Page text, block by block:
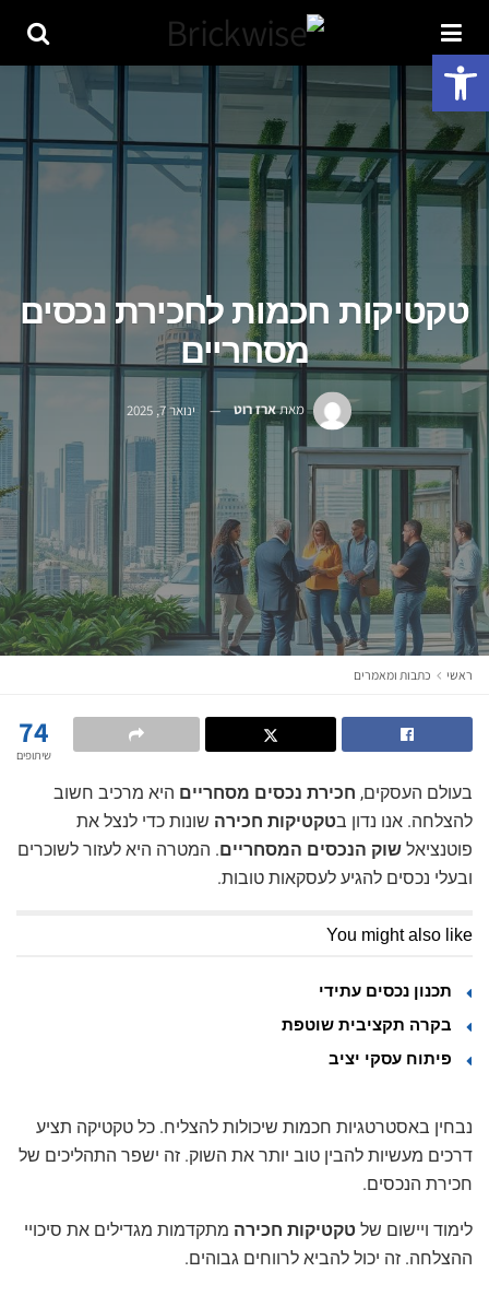
טקטיקות חכמות לחכירת נכסים
מסחריים
מאתארז רוט ינואר 7, 2025
ראשי כתבות ומאמרים
74
שיתופים
בעולם העסקים, חכירת נכסים מסחריים היא מרכיב חשוב
להצלחה. אנו נדון בטקטיקות חכירה שונות כדי לנצל את
פוטנציאל שוק הנכסים המסחריים. המטרה היא לעזור לשוכרים
ובעלי נכסים להגיע לעסקאות טובות.
You might also like
תכנון נכסים עתידי
בקרה תקציבית שוטפת
פיתוח עסקי יציב
נבחין באסטרטגיות חכמות שיכולות להצליח. כל טקטיקה תציע
דרכים מעשיות להבין טוב יותר את השוק. זה ישפר התהליכים של
חכירת הנכסים.
לימוד ויישום של טקטיקות חכירה מתקדמות מגדילים את סיכויי
ההצלחה. זה יכול להביא לרווחים גבוהים.
פתח סרגל נגישות